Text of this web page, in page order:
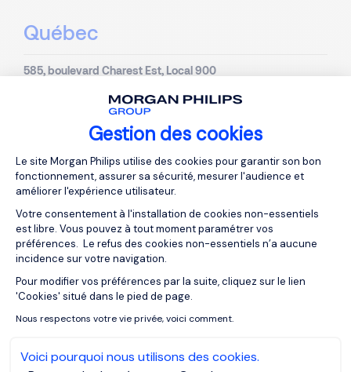
Gestion des cookies
Plateforme de Gestion du
Le site Morgan Philips utilise des cookies pour garantir son bon
fonctionnement, assurer sa sécurité, mesurer l'audience et
améliorer l'expérience utilisateur.
Votre consentement à l'installation de cookies non-essentiels
est libre. Vous pouvez à tout moment paramétrer vos
préférences. Le refus des cookies non-essentiels n’a aucune
incidence sur votre navigation.
Pour modifier vos préférences par la suite, cliquez sur le lien
'Cookies' situé dans le pied de page.
Nous respectons votre vie privée, voici comment.
Voici pourquoi nous utilisons des cookies.
Axeptio consent
Québec
585, boulevard Charest Est, Local 900
Mexique
Visiter notre site web